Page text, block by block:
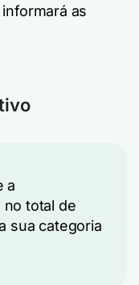
as
a
no total de
sua categoria